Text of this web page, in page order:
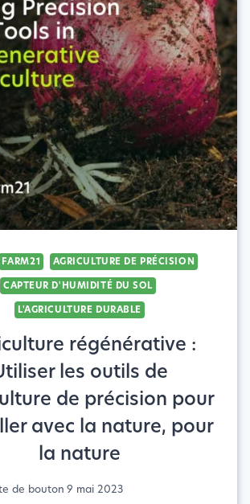
L'AGRICULTURE
:
COMMENT
SE
PRÉPARER
AU
SUCCÈS
FARM21
AGRICULTURE DE PRÉCISION
CAPTEUR D'HUMIDITÉ DU SOL
L'AGRICULTURE DURABLE
régénérative :
les outils de
de précision pour
avec la nature, pour
la nature
de bouton 9 mai 2023